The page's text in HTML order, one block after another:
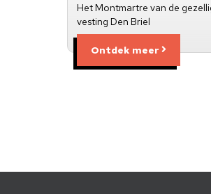
Het Montmartre van de
vesting Den Briel
Ontdek meer